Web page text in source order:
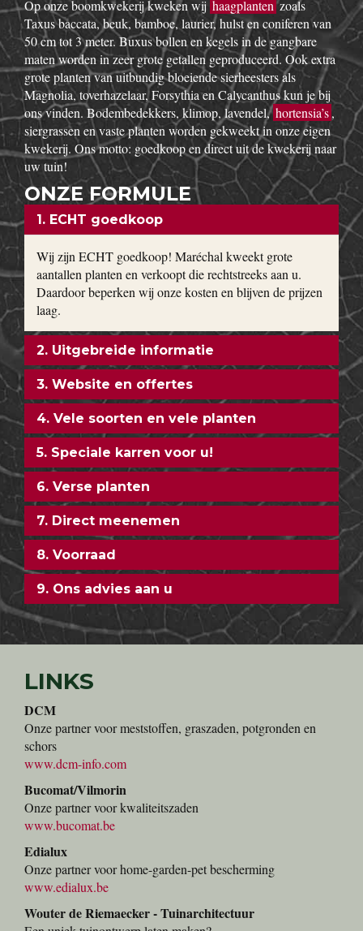
Op onze boomkwekerij kweken wij haagplantenzoals
Taxus baccata, beuk, bamboe, laurier, hulst en coniferen van
50 cm tot 3 meter. Buxus bollen en kegels in de gangbare
maten worden in zeer grote getallen geproduceerd. Ook extra
grote planten van uitbundig bloeiende sierheesters als
Magnolia, toverhazelaar, Forsythia en Calycanthus kun je bij
ons vinden. Bodembedekkers, klimop, lavendel,hortensia’s,
siergrassen en vaste planten worden gekweekt in onze eigen
kwekerij. Ons motto: goedkoop en direct uit de kwekerij naar
uw tuin!
ONZE FORMULE
1. ECHT goedkoop
Wij zijn ECHT goedkoop! Maréchal kweekt grote
aantallen planten en verkoopt die rechtstreeks aan u.
Daardoor beperken wij onze kosten en blijven de prijzen
laag.
2. Uitgebreide informatie
3. Website en offertes
4. Vele soorten en vele planten
5. Speciale karren voor u!
6. Verse planten
7. Direct meenemen
8. Voorraad
9. Ons advies aan u
LINKS
DCM
Onze partner voor meststoffen, graszaden, potgronden en
schors
www.dcm-info.com
Bucomat/Vilmorin
Onze partner voor kwaliteitszaden
www.bucomat.be
Edialux
Onze partner voor home-garden-pet bescherming
www.edialux.be
Wouter de Riemaecker - Tuinarchitectuur